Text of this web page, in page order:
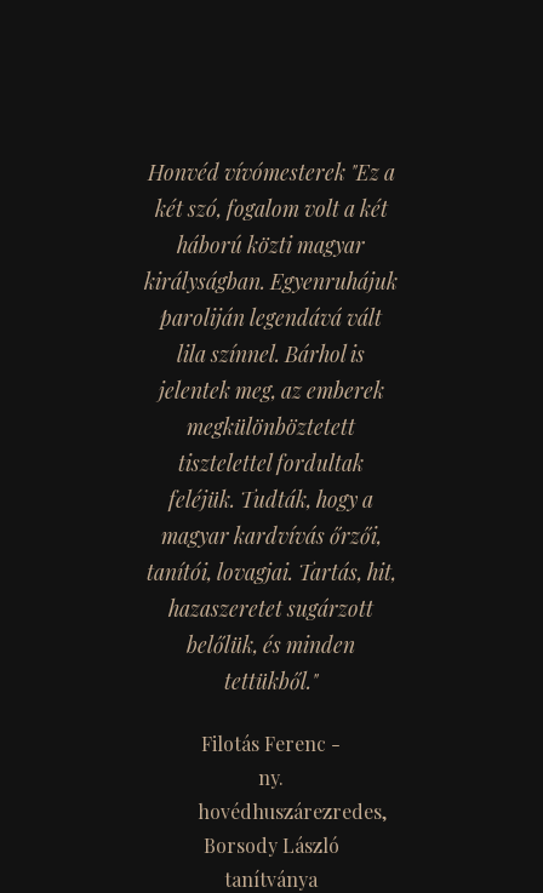
Honvéd vívómesterek "Ez a
két szó, fogalom volt a két
háború közti magyar
királyságban. Egyenruhájuk
paroliján legendává vált
lila színnel. Bárhol is
jelentek meg, az emberek
megkülönböztetett
tisztelettel fordultak
feléjük. Tudták, hogy a
magyar kardvívás őrzői,
tanítói, lovagjai. Tartás, hit,
hazaszeretet sugárzott
belőlük, és minden
tettükből."
Filotás Ferenc -
ny.
hovédhuszárezredes,
Borsody László
tanítványa